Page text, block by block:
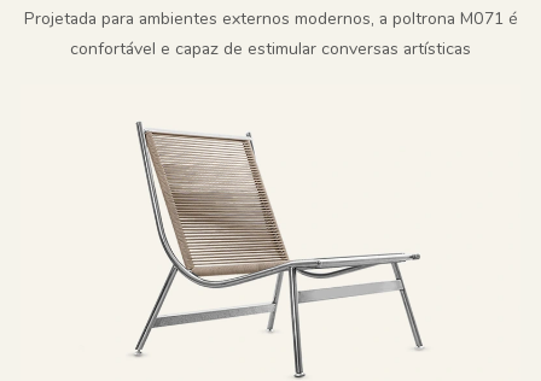
Projetada para ambientes externos modernos, a poltrona M071 é
confortável e capaz de estimular conversas artísticas